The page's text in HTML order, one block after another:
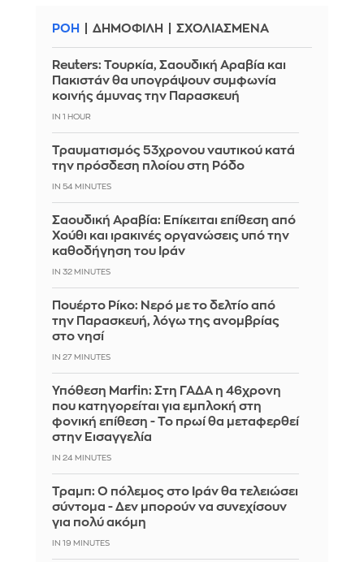
ΡΟΗ ΔΗΜΟΦΙΛΗ ΣΧΟΛΙΑΣΜΕΝΑ
Reuters: Τουρκία, Σαουδική Αραβία και
Πακιστάν θα υπογράψουν συμφωνία
κοινής άμυνας την Παρασκευή
IN 1 HOUR
Τραυματισμός 53χρονου ναυτικού κατά
την πρόσδεση πλοίου στη Ρόδο
IN 54 MINUTES
Σαουδική Αραβία: Επίκειται επίθεση από
Χούθι και ιρακινές οργανώσεις υπό την
καθοδήγηση του Ιράν
IN 32 MINUTES
Πουέρτο Ρίκο: Νερό με το δελτίο από
την Παρασκευή, λόγω της ανομβρίας
στο νησί
IN 27 MINUTES
Υπόθεση Marfin: Στη ΓΑΔΑ η 46χρονη
που κατηγορείται για εμπλοκή στη
φονική επίθεση - Το πρωί θα μεταφερθεί
στην Εισαγγελία
IN 23 MINUTES
Τραμπ: Ο πόλεμος στο Ιράν θα τελειώσει
σύντομα - Δεν μπορούν να συνεχίσουν
για πολύ ακόμη
IN 19 MINUTES